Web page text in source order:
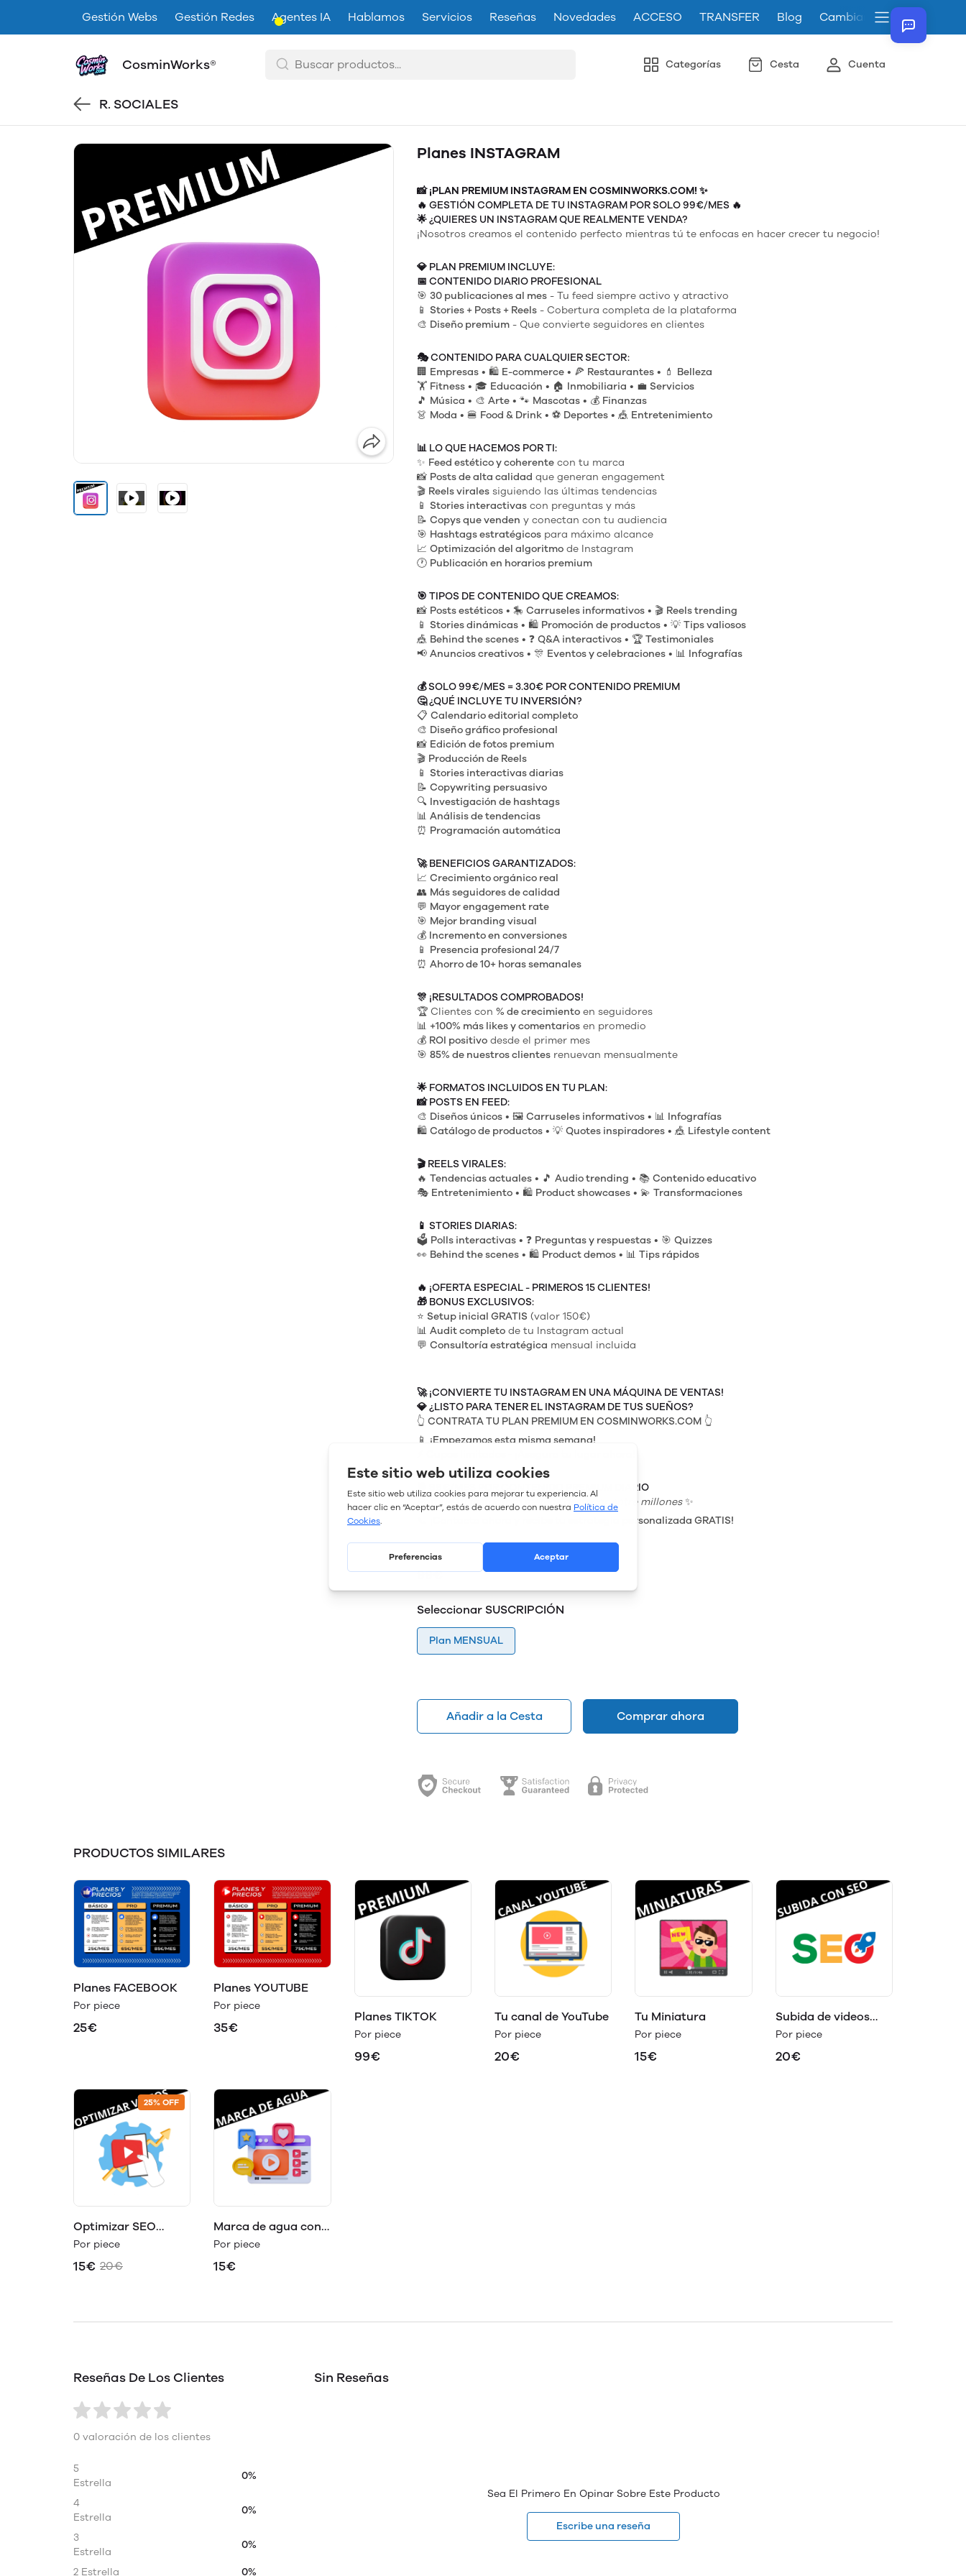
Gestión Webs Gestión Redes Agentes IA Hablamos Servicios Reseñas Novedades ACCESO TRANSFER Blog Cambiar el idioma de la
CosminWorks® Categorías Cesta Cuenta
R. SOCIALES
Planes INSTAGRAM
📸 ¡PLAN PREMIUM INSTAGRAM EN COSMINWORKS.COM! ✨
🔥 GESTIÓN COMPLETA DE TU INSTAGRAM POR SOLO 99€/MES 🔥
🌟¿QUIERES UN INSTAGRAM QUE REALMENTE VENDA?
¡Nosotros creamos el contenido perfecto mientras tú te enfocas en hacer crecer tu negocio!
💎 PLAN PREMIUM INCLUYE:
📅 CONTENIDO DIARIO PROFESIONAL
🎯 30 publicaciones al mes - Tu feed siempre activo y atractivo
📱 Stories + Posts + Reels - Cobertura completa de la plataforma
🎨 Diseño premium - Que convierte seguidores en clientes
🎭CONTENIDO PARA CUALQUIER SECTOR:
🏢 Empresas • 🛍️ E-commerce • 🍕 Restaurantes • 💄 Belleza
🏋️ Fitness • 🎓 Educación • 🏠 Inmobiliaria • 💼 Servicios
🎵 Música • 🎨 Arte • 🐾 Mascotas • 💰 Finanzas
👗 Moda • 🍔 Food & Drink • ⚽ Deportes • 🎪 Entretenimiento
📊 LO QUE HACEMOS POR TI:
✨ Feed estético y coherente con tu marca
📸 Posts de alta calidad que generan engagement
🎬 Reels virales siguiendo las últimas tendencias
📱 Stories interactivas con preguntas y más
📝 Copys que venden y conectan con tu audiencia
🎯 Hashtags estratégicos para máximo alcance
📈 Optimización del algoritmo de Instagram
🕐 Publicación en horarios premium
🎯 TIPOS DE CONTENIDO QUE CREAMOS:
📸 Posts estéticos • 🎠 Carruseles informativos • 🎬 Reels trending
📱 Stories dinámicas • 🛍️ Promoción de productos • 💡 Tips valiosos
🎪 Behind the scenes • ❓ Q&A interactivos • 🏆 Testimoniales
📢 Anuncios creativos • 🎊 Eventos y celebraciones • 📊 Infografías
💰SOLO 99€/MES = 3.30€ POR CONTENIDO PREMIUM
🤔¿QUÉ INCLUYE TU INVERSIÓN?
📋 Calendario editorial completo
🎨 Diseño gráfico profesional
📸 Edición de fotos premium
🎬 Producción de Reels
📱 Stories interactivas diarias
📝 Copywriting persuasivo
🔍 Investigación de hashtags
📊 Análisis de tendencias
⏰ Programación automática
🚀BENEFICIOS GARANTIZADOS:
📈 Crecimiento orgánico real
👥 Más seguidores de calidad
💬 Mayor engagement rate
🎯 Mejor branding visual
💰 Incremento en conversiones
📱 Presencia profesional 24/7
⏰ Ahorro de 10+ horas semanales
🎊 ¡RESULTADOS COMPROBADOS!
🏆 Clientes con % de crecimiento en seguidores
📊 +100% más likes y comentarios en promedio
💰 ROI positivo desde el primer mes
🎯 85% de nuestros clientes renuevan mensualmente
🌟 FORMATOS INCLUIDOS EN TU PLAN:
📸POSTS EN FEED:
🎨 Diseños únicos • 🖼️ Carruseles informativos • 📊 Infografías
🛍️ Catálogo de productos • 💡 Quotes inspiradores • 🎪 Lifestyle content
🎬 REELS VIRALES:
🔥 Tendencias actuales • 🎵 Audio trending • 📚 Contenido educativo
🎭 Entretenimiento • 🛍️ Product showcases • 💫 Transformaciones
📱 STORIES DIARIAS:
🗳️ Polls interactivas • ❓ Preguntas y respuestas • 🎯 Quizzes
👀 Behind the scenes • 🛍️ Product demos • 📊 Tips rápidos
🔥 ¡OFERTA ESPECIAL - PRIMEROS 15 CLIENTES!
🎁 BONUS EXCLUSIVOS:
⭐ Setup inicial GRATIS (valor 150€)
📊 Audit completo de tu Instagram actual
💬 Consultoría estratégica mensual incluida
🚀¡CONVIERTE TU INSTAGRAM EN UNA MÁQUINA DE VENTAS!
💎¿LISTO PARA TENER EL INSTAGRAM DE TUS SUEÑOS?
👆 CONTRATA TU PLAN PREMIUM EN COSMINWORKS.COM 👆
📱 ¡Empezamos esta misma semana!
🎯
99€/MES POR CONTENIDO PREMIUM DIARIO
Porque tu Instagram merece destacar entre millones✨
¡Contacta ahora y recibe tu estrategia personalizada GRATIS!
99€
Seleccionar SUSCRIPCIÓN
Plan MENSUAL
Añadir a la Cesta Comprar ahora
PRODUCTOS SIMILARES
Planes FACEBOOK
Por piece
25€
Planes YOUTUBE
Por piece
35€
Planes TIKTOK
Por piece
99€
Tu canal de YouTube
Por piece
20€
Tu Miniatura
Por piece
15€
Subida de videos
con SEO
Por piece
20€
25% OFF
Optimizar SEO
videos subidos
Por piece
15€ 20€
Marca de agua con
tu logo
Por piece
15€
Reseñas De Los Clientes
0 valoración de los clientes
5
Estrella
0%
4
Estrella
0%
3
Estrella
0%
2 Estrella 0%
Sin Reseñas
Sea El Primero En Opinar Sobre Este Producto
Escribe una reseña